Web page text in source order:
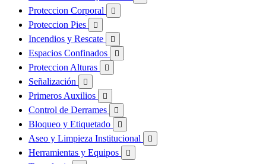
Proteccion Corporal 
Proteccion Pies 
Incendios y Rescate 
Espacios Confinados 
Proteccion Alturas 
Señalización 
Primeros Auxilios 
Control de Derrames 
Bloqueo y Etiquetado 
Aseo y Limpieza Institucional 
Herramientas y Equipos 